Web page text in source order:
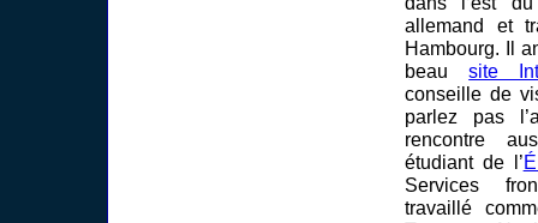
allemand et
Hambourg. Il
beausite
conseille de
parlez pas
rencontre
étudiant de l’
Services
travaillé